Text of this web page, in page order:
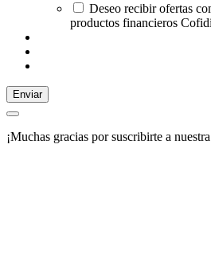
Deseo recibir ofertas
productos financieros
Enviar
¡Muchas gracias por suscribirte a